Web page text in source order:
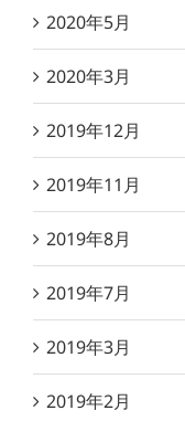
2020年5月
2020年3月
2019年12月
2019年11月
2019年8月
2019年7月
2019年3月
2019年2月